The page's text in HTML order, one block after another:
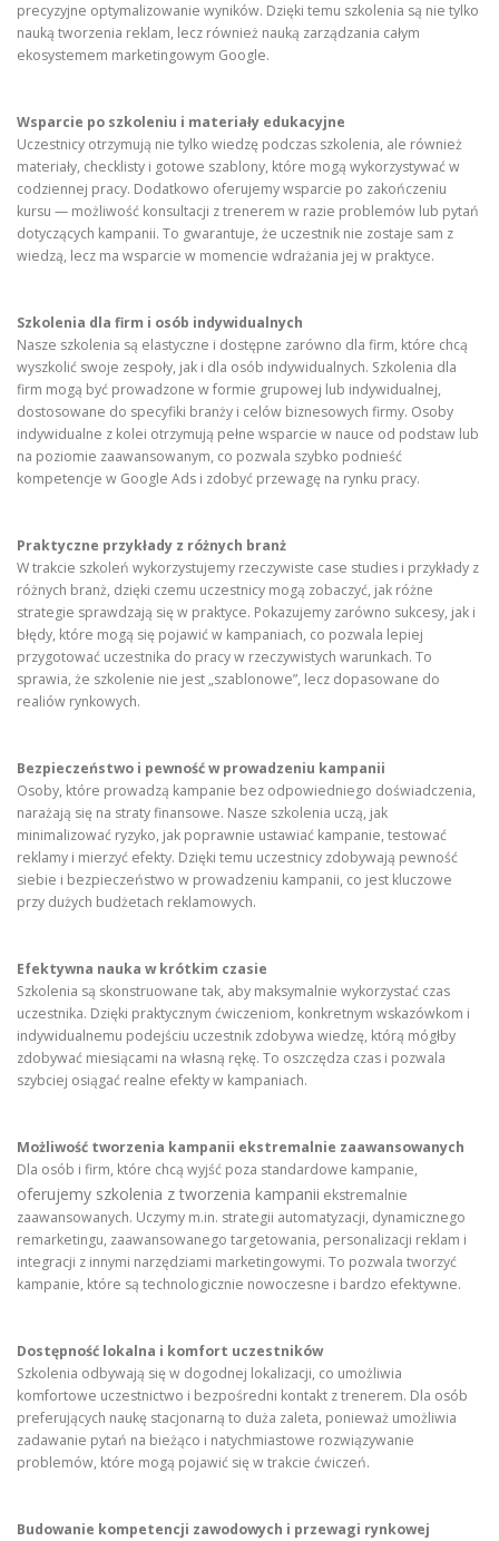
precyzyjne optymalizowanie wyników. Dzięki temu szkolenia są nie tylko
nauką tworzenia reklam, lecz również nauką zarządzania całym
ekosystemem marketingowym Google.
Wsparcie po szkoleniu i materiały edukacyjne
Uczestnicy otrzymują nie tylko wiedzę podczas szkolenia, ale również
materiały, checklisty i gotowe szablony, które mogą wykorzystywać w
codziennej pracy. Dodatkowo oferujemy wsparcie po zakończeniu
kursu — możliwość konsultacji z trenerem w razie problemów lub pytań
dotyczących kampanii. To gwarantuje, że uczestnik nie zostaje sam z
wiedzą, lecz ma wsparcie w momencie wdrażania jej w praktyce.
Szkolenia dla firm i osób indywidualnych
Nasze szkolenia są elastyczne i dostępne zarówno dla firm, które chcą
wyszkolić swoje zespoły, jak i dla osób indywidualnych. Szkolenia dla
firm mogą być prowadzone w formie grupowej lub indywidualnej,
dostosowane do specyfiki branży i celów biznesowych firmy. Osoby
indywidualne z kolei otrzymują pełne wsparcie w nauce od podstaw lub
na poziomie zaawansowanym, co pozwala szybko podnieść
kompetencje w Google Ads i zdobyć przewagę na rynku pracy.
Praktyczne przykłady z różnych branż
W trakcie szkoleń wykorzystujemy rzeczywiste case studies i przykłady z
różnych branż, dzięki czemu uczestnicy mogą zobaczyć, jak różne
strategie sprawdzają się w praktyce. Pokazujemy zarówno sukcesy, jak i
błędy, które mogą się pojawić w kampaniach, co pozwala lepiej
przygotować uczestnika do pracy w rzeczywistych warunkach. To
sprawia, że szkolenie nie jest „szablonowe”, lecz dopasowane do
realiów rynkowych.
Bezpieczeństwo i pewność w prowadzeniu kampanii
Osoby, które prowadzą kampanie bez odpowiedniego doświadczenia,
narażają się na straty finansowe. Nasze szkolenia uczą, jak
minimalizować ryzyko, jak poprawnie ustawiać kampanie, testować
reklamy i mierzyć efekty. Dzięki temu uczestnicy zdobywają pewność
siebie i bezpieczeństwo w prowadzeniu kampanii, co jest kluczowe
przy dużych budżetach reklamowych.
Efektywna nauka w krótkim czasie
Szkolenia są skonstruowane tak, aby maksymalnie wykorzystać czas
uczestnika. Dzięki praktycznym ćwiczeniom, konkretnym wskazówkom i
indywidualnemu podejściu uczestnik zdobywa wiedzę, którą mógłby
zdobywać miesiącami na własną rękę. To oszczędza czas i pozwala
szybciej osiągać realne efekty w kampaniach.
Możliwość tworzenia kampanii ekstremalnie zaawansowanych
Dla osób i firm, które chcą wyjść poza standardowe kampanie,
oferujemy szkolenia z tworzenia kampanii ekstremalnie
zaawansowanych. Uczymy m.in. strategii automatyzacji, dynamicznego
remarketingu, zaawansowanego targetowania, personalizacji reklam i
integracji z innymi narzędziami marketingowymi. To pozwala tworzyć
kampanie, które są technologicznie nowoczesne i bardzo efektywne.
Dostępność lokalna i komfort uczestników
Szkolenia odbywają się w dogodnej lokalizacji, co umożliwia
komfortowe uczestnictwo i bezpośredni kontakt z trenerem. Dla osób
preferujących naukę stacjonarną to duża zaleta, ponieważ umożliwia
zadawanie pytań na bieżąco i natychmiastowe rozwiązywanie
problemów, które mogą pojawić się w trakcie ćwiczeń.
Budowanie kompetencji zawodowych i przewagi rynkowej